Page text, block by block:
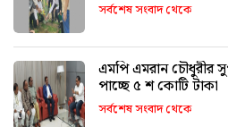
সর্বশেষ সংবাদ থেকে
এমপি এমরান চৌধুরীর
পাচ্ছে ৫ শ কোটি টাকা
সর্বশেষ সংবাদ থেকে